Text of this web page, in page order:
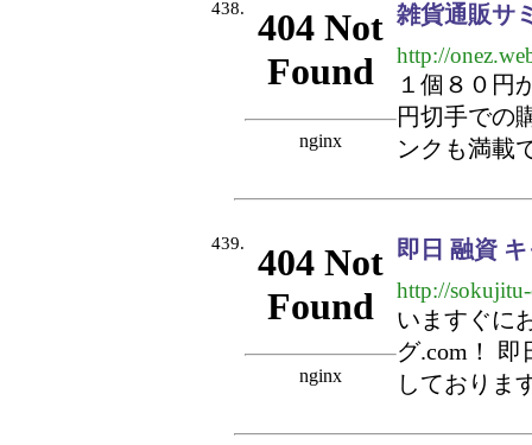
438. 雑貨通販サ
http://
１個８０円
円切手での
ンクも満載
439. 即日 融資
http://
いますぐに
グ.com！ 即
しておりま